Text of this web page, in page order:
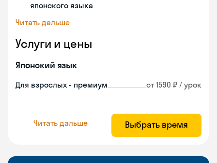
японского языка
Читать дальше
Услуги и цены
Японский язык
Для взрослых - премиум от 1590 ₽ / урок
Читать дальше Выбрать время